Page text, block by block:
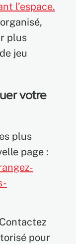
l’espace.
plus
jeu
votre
plus
page :
Contactez
pour